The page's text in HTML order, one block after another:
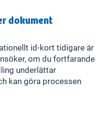
dokument
id‑kort tidigare är
om du fortfarande
underlättar
kan göra processen